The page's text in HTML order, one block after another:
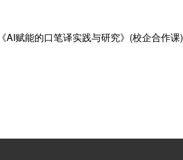
赋能的口笔译实践与研究》(校企合作课)